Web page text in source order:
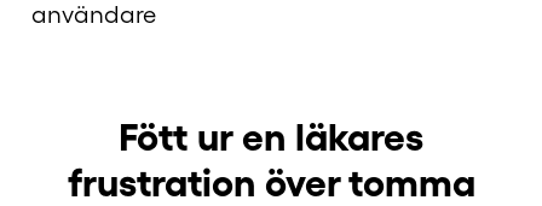
användare
Fött ur en läkares
frustration över tomma